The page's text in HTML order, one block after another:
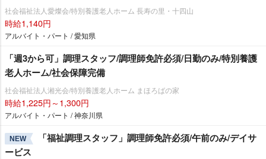
社会福祉法人愛燦会/特別養護老人ホーム 長寿の里・十四山
時給1,140円
アルバイト・パート / 愛知県
「週3から可」調理スタッフ/調理師免許必須/日勤のみ/特別養護
老人ホーム/社会保障完備
社会福祉法人湘光会/特別養護老人ホーム まほろばの家
時給1,225円～1,300円
アルバイト・パート / 神奈川県
NEW
「福祉調理スタッフ」調理師免許必須/午前のみ/デイサ
ービス